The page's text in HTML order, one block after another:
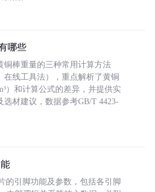
哪些
铜棒重量的三种常用计算方法
在线工具法），重点解析了黄铜
）和计算公式的差异，并提供实
选材建议，数据参考GB/T 4423-
的引脚功能及参数，包括各引脚